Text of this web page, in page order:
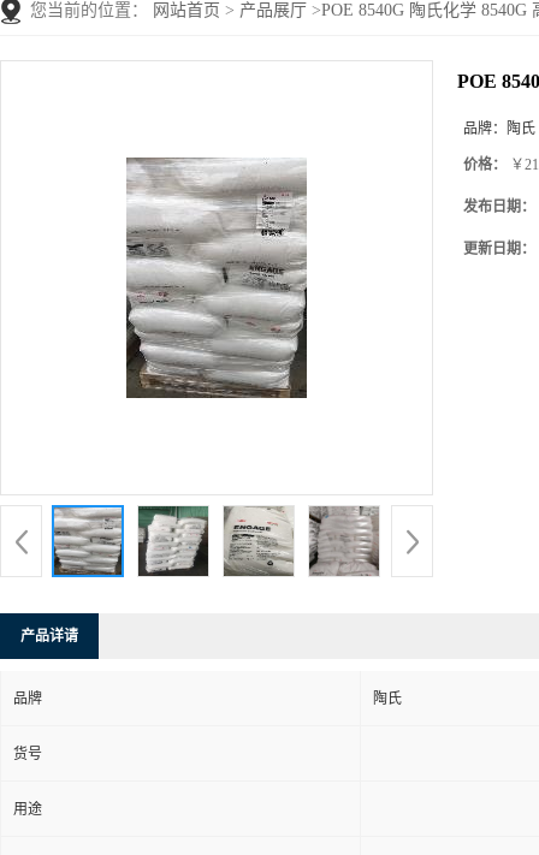
您当前的位置： 网站首页 > 产品展厅 >POE 8540G 陶氏化学
POE
品牌： 陶氏
价格： ￥
发布日期：
更新日期：
产品详请
品牌 陶氏
货号
用途